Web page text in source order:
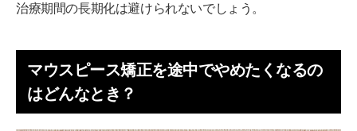
治療期間の長期化は避けられないでしょう。
マウスピース矯正を途中でやめたくなるの
はどんなとき？